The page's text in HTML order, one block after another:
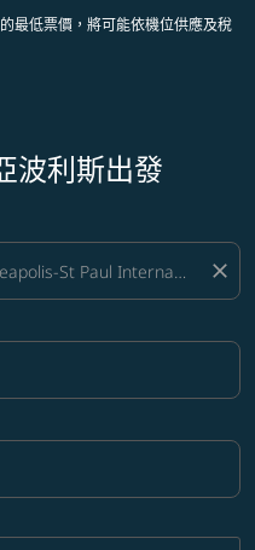
最低票價，將可能依機位供應及稅
波利斯出發
close